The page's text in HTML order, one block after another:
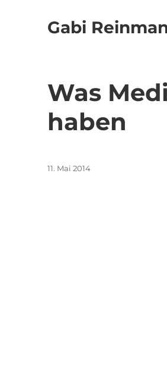
Gabi
Was
haben
Veröffentlicht
11. Mai 2014